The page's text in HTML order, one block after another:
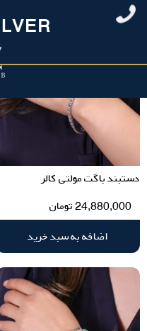
دستبند باگت مولتی کالر
24,880,000تومان
اضافه به سبد خرید